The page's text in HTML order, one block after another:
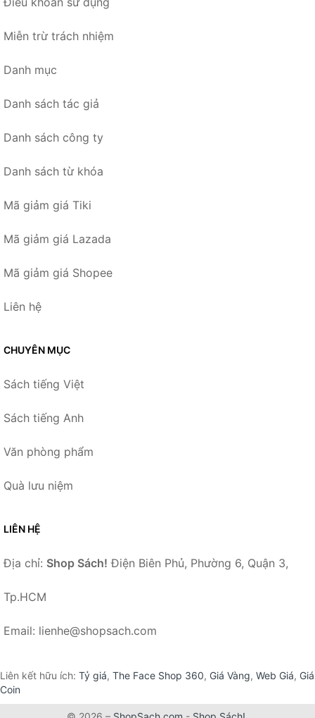
Miễn trừ trách nhiệm
Danh mục
Danh sách tác giả
Danh sách công ty
Danh sách từ khóa
Mã giảm giá Tiki
Mã giảm giá Lazada
Mã giảm giá Shopee
Liên hệ
CHUYÊN MỤC
Sách tiếng Việt
Sách tiếng Anh
Văn phòng phẩm
Quà lưu niệm
LIÊN HỆ
Địa chỉ: Shop Sách! Điện Biên Phủ, Phường 6, Quận 3,
Tp.HCM
Email: lienhe@shopsach.com
Liên kết hữu ích: Tỷ giá, The Face Shop 360, Giá Vàng, Web Giá, Giá
Coin